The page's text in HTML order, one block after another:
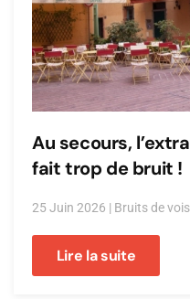
Au secours,
fait trop de bruit !
25 Juin 2026 | Bruits de
Lire la suite